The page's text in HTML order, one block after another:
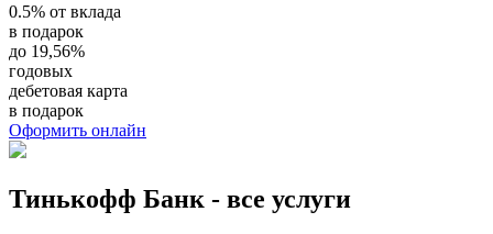
0.5% от вклада
в подарок
до 19,56%
годовых
дебетовая карта
в подарок
Оформить онлайн
Тинькофф Банк - все услуги